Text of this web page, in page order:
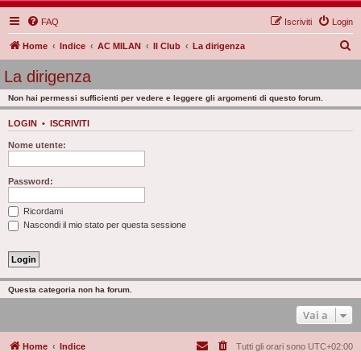
FAQ Login
Iscriviti
Home Indice AC MILAN Il Club La dirigenza
La dirigenza
Non hai permessi sufficienti per vedere e leggere gli argomenti di questo forum.
LOGIN • ISCRIVITI
Nome utente:
Password:
Ricordami
Nascondi il mio stato per questa sessione
Questa categoria non ha forum.
Vai a
Home Indice Tutti gli orari sono UTC+02:00